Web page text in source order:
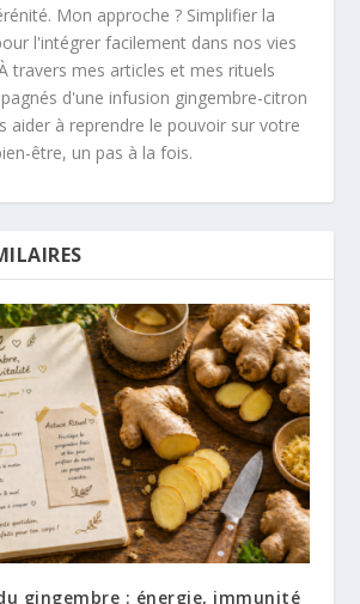
Mon approche ? Simplifier la
l'intégrer facilement dans nos vies
travers mes articles et mes rituels
d'une infusion gingembre-citron
aider à reprendre le pouvoir sur votre
être, un pas à la fois.
gingembre : énergie, immunité